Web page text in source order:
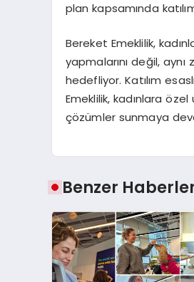
plan kapsamında
Bereket Emeklilik,
yapmalarını değil,
hedefliyor. Katılım
Emeklilik, kadınlara
çözümler sunmaya
Benzer